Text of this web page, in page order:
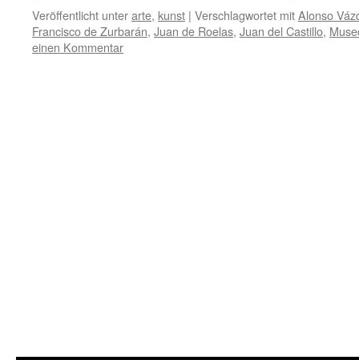
Veröffentlicht unterarte, kunst | Verschlagwortet mitAlonso
Francisco de Zurbarán, Juan de Roelas, Juan del Castillo,
einen Kommentar